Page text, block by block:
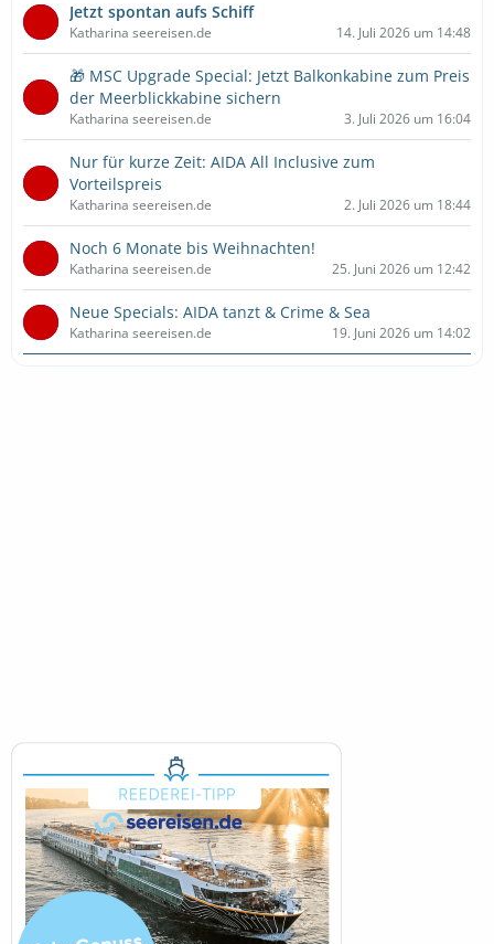
Jetzt spontan aufs Schiff
Katharina seereisen.de 14. Juli 2026 um 14:48
🎁 MSC Upgrade Special: Jetzt Balkonkabine zum Preis
der Meerblickkabine sichern
Katharina seereisen.de 3. Juli 2026 um 16:04
Nur für kurze Zeit: AIDA All Inclusive zum
Vorteilspreis
Katharina seereisen.de 2. Juli 2026 um 18:44
Noch 6 Monate bis Weihnachten!
Katharina seereisen.de 25. Juni 2026 um 12:42
Neue Specials: AIDA tanzt & Crime & Sea
Katharina seereisen.de 19. Juni 2026 um 14:02